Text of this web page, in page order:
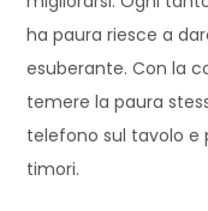
ha paura riesce a
esuberante. Con la
temere la paura
telefono sul tavolo e
timori.